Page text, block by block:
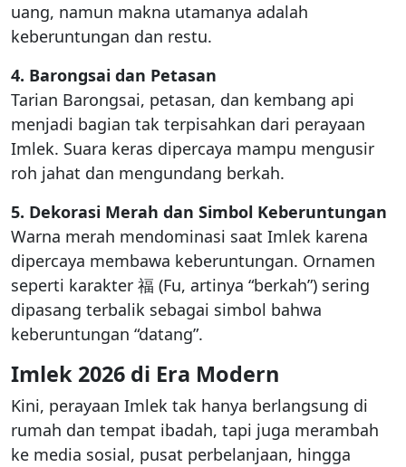
uang, namun makna utamanya adalah
keberuntungan dan restu.
4. Barongsai dan Petasan
Tarian Barongsai, petasan, dan kembang api
menjadi bagian tak terpisahkan dari perayaan
Imlek. Suara keras dipercaya mampu mengusir
roh jahat dan mengundang berkah.
5. Dekorasi Merah dan Simbol Keberuntungan
Warna merah mendominasi saat Imlek karena
dipercaya membawa keberuntungan. Ornamen
seperti karakter 福 (Fu, artinya “berkah”) sering
dipasang terbalik sebagai simbol bahwa
keberuntungan “datang”.
Imlek 2026 di Era Modern
Kini, perayaan Imlek tak hanya berlangsung di
rumah dan tempat ibadah, tapi juga merambah
ke media sosial, pusat perbelanjaan, hingga